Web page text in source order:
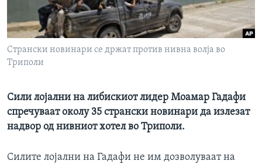
ИНТЕРВЈУА
Јазици
Странски новинари се држат против нивна волја во
Триполи
Сили лојални на либискиот лидер Моамар Гадафи
спречуваат околу 35 странски новинари да излезат
надвор од нивниот хотел во Триполи.
Силите лојални на Гадафи не им дозволуваат на